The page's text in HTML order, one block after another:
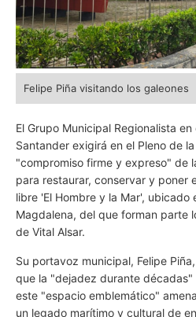
Felipe Piña visitando los galeones
El Grupo Municipal Regionalista
Santander exigirá en el Pleno de
"compromiso firme y expreso" de
para restaurar, conservar y poner
libre 'El Hombre y la Mar', ubicado
Magdalena, del que forman parte
de Vital Alsar.
Su portavoz municipal, Felipe
que la "dejadez durante décadas"
este "espacio emblemático"
un legado marítimo y cultural de